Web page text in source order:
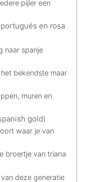
pijler een
en rosa
naar spanje
bekendste maar
muren en
gold)
waar je van
broertje van triana
deze generatie